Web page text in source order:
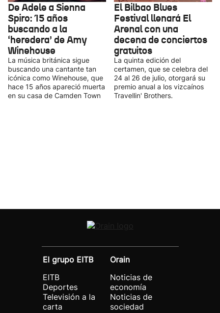
De Adele a Sienna
Spiro: 15 años
buscando a la
‘heredera’ de Amy
Winehouse
La música británica sigue
buscando una cantante tan
icónica como Winehouse, que
hace 15 años apareció muerta
en su casa de Camden Town
El Bilbao Blues
Festival llenará El
Arenal con una
decena de conciertos
gratuitos
La quinta edición del
certamen, que se celebra del
24 al 26 de julio, otorgará su
premio anual a los vizcaínos
Travellin' Brothers.
El grupo EITB
EITB
Deportes
Televisión a la
carta
Orain
Noticias de
economía
Noticias de
sociedad